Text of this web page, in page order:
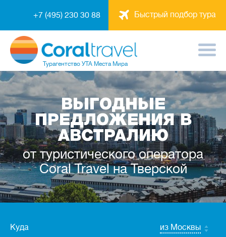
Быстрый подбор тура
+7 (495) 230 30 88
Турагентство УТА Места Мира
ВЫГОДНЫЕ
ПРЕДЛОЖЕНИЯ В
АВСТРАЛИЮ
от туристического оператора
Coral Travel на Тверской
Куда из Москвы